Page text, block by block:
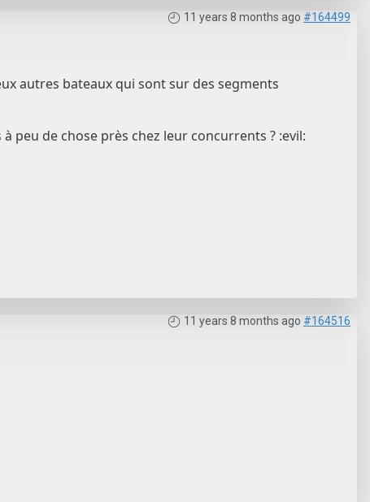
11 years 8 months ago #164499
autres bateaux qui sont sur des segments
peu de chose près chez leur concurrents ? :evil:
11 years 8 months ago #164516